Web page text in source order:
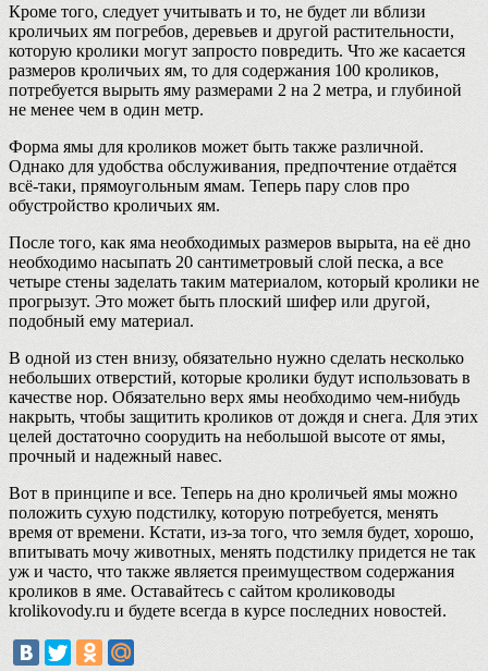
Кроме того, следует учитывать и то, не будет ли вблизи
кроличьих ям погребов, деревьев и другой растительности,
которую кролики могут запросто повредить. Что же касается
размеров кроличьих ям, то для содержания 100 кроликов,
потребуется вырыть яму размерами 2 на 2 метра, и глубиной
не менее чем в один метр.
Форма ямы для кроликов может быть также различной.
Однако для удобства обслуживания, предпочтение отдаётся
всё-таки, прямоугольным ямам. Теперь пару слов про
обустройство кроличьих ям.
После того, как яма необходимых размеров вырыта, на её дно
необходимо насыпать 20 сантиметровый слой песка, а все
четыре стены заделать таким материалом, который кролики не
прогрызут. Это может быть плоский шифер или другой,
подобный ему материал.
В одной из стен внизу, обязательно нужно сделать несколько
небольших отверстий, которые кролики будут использовать в
качестве нор. Обязательно верх ямы необходимо чем-нибудь
накрыть, чтобы защитить кроликов от дождя и снега. Для этих
целей достаточно соорудить на небольшой высоте от ямы,
прочный и надежный навес.
Вот в принципе и все. Теперь на дно кроличьей ямы можно
положить сухую подстилку, которую потребуется, менять
время от времени. Кстати, из-за того, что земля будет, хорошо,
впитывать мочу животных, менять подстилку придется не так
уж и часто, что также является преимуществом содержания
кроликов в яме. Оставайтесь с сайтом кролиководы
krolikovody.ru и будете всегда в курсе последних новостей.